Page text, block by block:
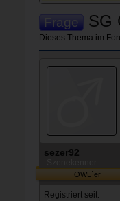
Frage SG
Dieses Thema im
sezer92
OWL´er
Registriert seit: